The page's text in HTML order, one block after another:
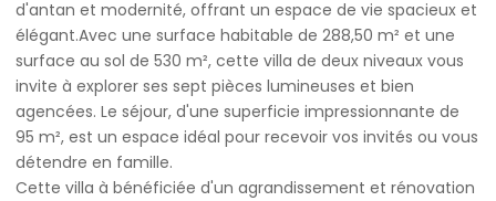
d'antan et modernité, offrant un espace de vie spacieux et
élégant.Avec une surface habitable de 288,50 m² et une
surface au sol de 530 m², cette villa de deux niveaux vous
invite à explorer ses sept pièces lumineuses et bien
agencées. Le séjour, d'une superficie impressionnante de
95 m², est un espace idéal pour recevoir vos invités ou vous
détendre en famille.
Cette villa à bénéficiée d'un agrandissement et rénovation